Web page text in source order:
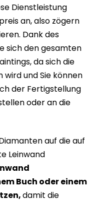
Dienstleistung
an, also zögern
Dank des
sich den gesamten
da sich die
wird und Sie können
der Fertigstellung
oder an die
auf die auf
Leinwand
Buch oder einem
damit die